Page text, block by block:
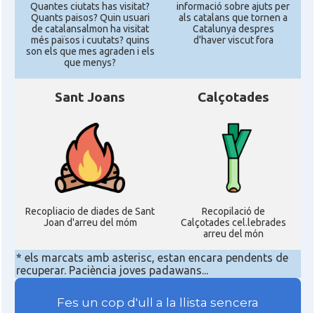
Quantes ciutats has visitat?
Quants paisos? Quin usuari
de catalansalmon ha visitat
més països i cuutats? quins
son els que mes agraden i els
que menys?
informació sobre ajuts per
als catalans que tornen a
Catalunya despres
d'haver viscut fora
Sant Joans
Recopliacio de diades de Sant
Joan d'arreu del móm
Calçotades
Recopilació de
Calçotades cel.lebrades
arreu del món
* els marcats amb asterisc, estan encara pendents de
recuperar. Paciència joves padawans...
Fes un cop d'ull a la llista sencera